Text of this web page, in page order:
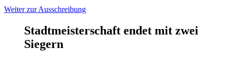
Weiter zur Ausschreibung
Stadtmeisterschaft endet mit zwei
Siegern